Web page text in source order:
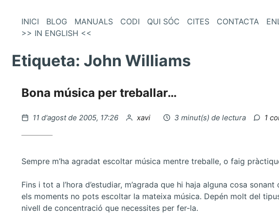
principal
VésINICI BLOG MANUALS CODI QUI SÓC CITES CONTACTA
>> IN ENGLISH <<
Etiqueta: John Williams
Bona música per treballar…
Publicat
11 d'agost de 2005, 17:26 per
xavi 3 minut(s) de lectura 1
Sempre m’ha agradat escoltar música mentre treballe, o faig
Fins i tot a l’hora d’estudiar, m’agrada que hi haja alguna cosa
els moments no pots escoltar la mateixa música. Depén molt del
nivell de concentració que necessites per fer-la.